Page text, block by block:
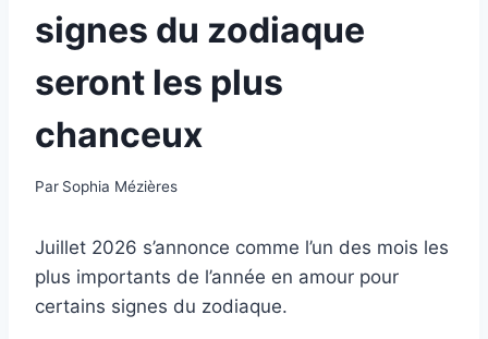
signes du zodiaque
seront les plus
chanceux
Par Sophia Mézières
Juillet 2026 s’annonce comme l’un des mois les
plus importants de l’année en amour pour
certains signes du zodiaque.